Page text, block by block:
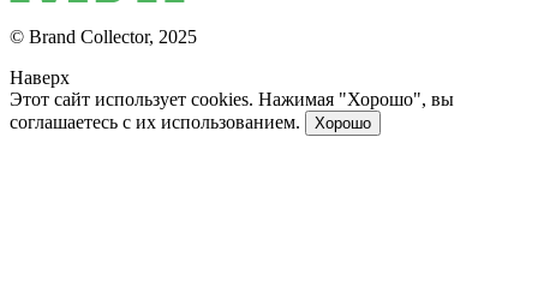
© Brand Collector, 2025
Наверх
Этот сайт использует cookies. Нажимая "Хорошо", вы
соглашаетесь с их использованием.
Хорошо